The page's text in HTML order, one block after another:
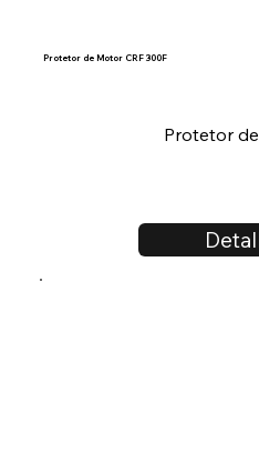
Protetor de Motor CRF 300F
Protetor